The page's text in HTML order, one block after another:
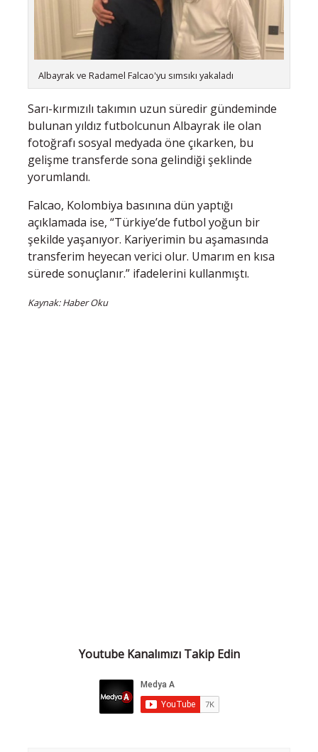
Albayrak ve Radamel Falcao'yu sımsıkı yakaladı
Sarı-kırmızılı takımın uzun süredir gündeminde
bulunan yıldız futbolcunun Albayrak ile olan
fotoğrafı sosyal medyada öne çıkarken, bu
gelişme transferde sona gelindiği şeklinde
yorumlandı.
Falcao, Kolombiya basınına dün yaptığı
açıklamada ise, “Türkiye’de futbol yoğun bir
şekilde yaşanıyor. Kariyerimin bu aşamasında
transferim heyecan verici olur. Umarım en kısa
sürede sonuçlanır.” ifadelerini kullanmıştı.
Kaynak: Haber Oku
Youtube Kanalımızı Takip Edin